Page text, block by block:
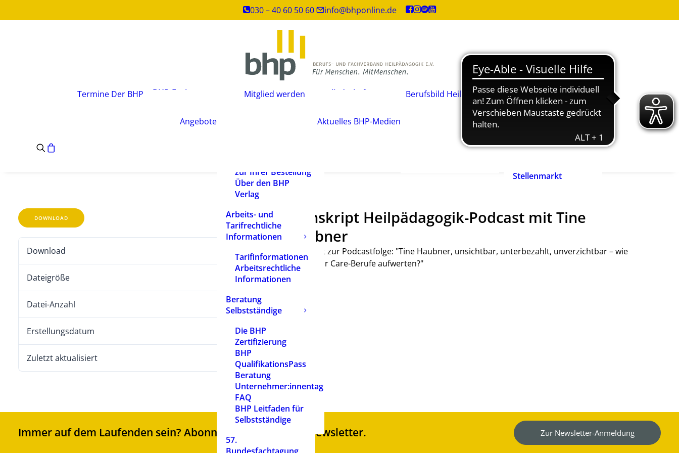
030 – 40 60 50 60 info@bhponline.de
Termine Der BHP
BHP-Fachgruppen
Satzung des BHP
Mitglied werden
Mitgliedschaft
Berufsbild Heilpädagog:in
Wie werde ich
Heilpädagog:in?
BHP-Berufsbild
Heilpädagog:in
Arbeitshilfen und
Positionspapiere
Anbieter
Stellenmarkt
Angebote
Inhouse-
Weiterbildungen
Angebot für
EAH Bildungspost
Fachliteratur
Büchershop
zur Ihrer Bestellung
Über den BHP
Verlag
Arbeits- und
Tarifrechtliche
Informationen
Tarifinformationen
Arbeitsrechtliche
Informationen
Beratung
Selbstständige
Die BHP
Zertifizierung
BHP
QualifikationsPass
Beratung
Unternehmer:innentag
FAQ
BHP Leitfaden für
Selbstständige
57.
Aktuelles BHP-Medien
Barrierefreiheit ist
DOWNLOAD
Download
Dateigröße 55.82 KB
Datei-Anzahl 1
Erstellungsdatum 7. April 2026
Zuletzt aktualisiert 7. April 2026
Transkript Heilpädagogik-Podcast mit Tine
Haubner
Transkript zur Podcastfolge: "Tine Haubner, unsichtbar, unterbezahlt, unverzichtbar – wie
können wir Care-Berufe aufwerten?"
Immer auf dem Laufenden sein? Abonnieren Sie unseren Newsletter. Zur Newsletter-Anmeldung